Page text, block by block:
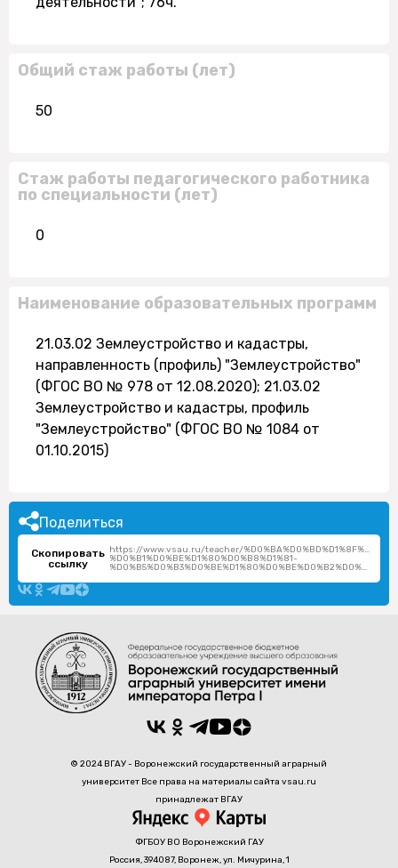
Общий стаж работы (лет)
50
Стаж работы педагогического работника
по специальности (лет)
0
Наименование образовательных программ
21.03.02 Землеустройство и кадастры,
направленность (профиль) "Землеустройство"
(ФГОС ВО № 978 от 12.08.2020); 21.03.02
Землеустройство и кадастры, профиль
"Землеустройство" (ФГОС ВО № 1084 от
01.10.2015)
Поделиться
Скопировать
ссылку
https://www.vsau.ru/teacher/
%D0%B1%D0%BE%D1%80%D0%B8%D1%81-
%D0%B5%D0%B3%D0%BE%D1%80%D0%BE%D0%B2%D0%B8%D1%87/
© 2024 ВГАУ - Воронежский государственный аграрный
университет Все права на материалы сайта vsau.ru
принадлежат ВГАУ
ФГБОУ ВО Воронежский ГАУ
Россия, 394087, Воронеж, ул. Мичурина, 1